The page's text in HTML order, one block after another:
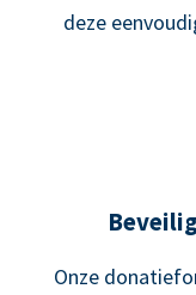
deze
Onze